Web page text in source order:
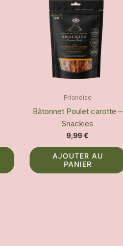
Friandise
Bâtonnet Poulet carotte –
Snackies
9,99€
AJOUTER AU
PANIER